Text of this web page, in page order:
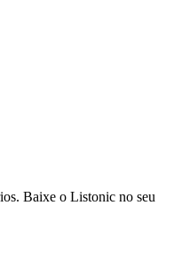
Baixe o Listonic no seu